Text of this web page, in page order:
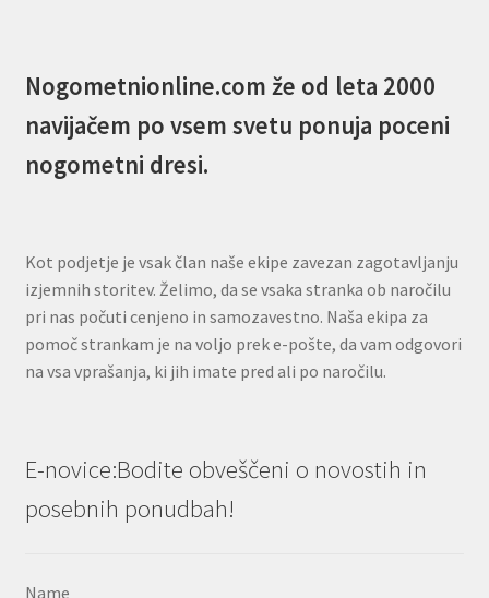
Nogometnionline.com že od leta 2000
navijačem po vsem svetu ponuja poceni
nogometni dresi.
Kot podjetje je vsak član naše ekipe zavezan zagotavljanju
izjemnih storitev. Želimo, da se vsaka stranka ob naročilu
pri nas počuti cenjeno in samozavestno. Naša ekipa za
pomoč strankam je na voljo prek e-pošte, da vam odgovori
na vsa vprašanja, ki jih imate pred ali po naročilu.
E-novice:Bodite obveščeni o novostih in
posebnih ponudbah!
Name